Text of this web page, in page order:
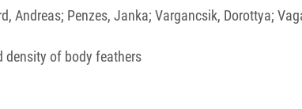
Andreas; Penzes, Janka; Vargancsik, Dorottya;
density of body feathers